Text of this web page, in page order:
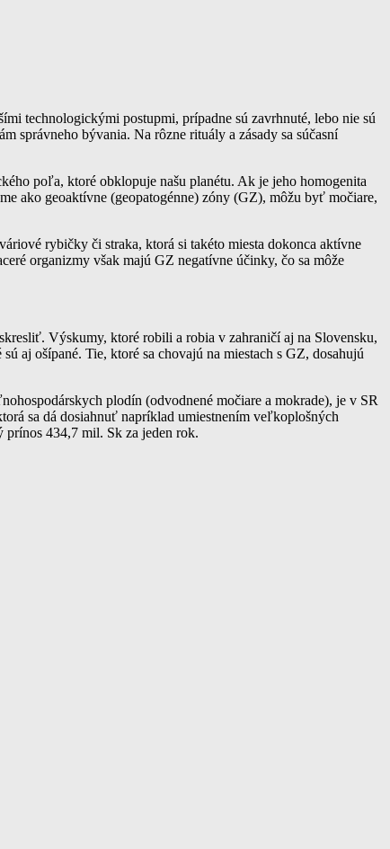
technologickými postupmi, prípadne sú zavrhnuté, lebo nie sú
správneho bývania. Na rôzne rituály a zásady sa súčasní
poľa, ktoré obklopuje našu planétu. Ak je jeho homogenita
ako geoaktívne (geopatogénne) zóny (GZ), môžu byť močiare,
rybičky či straka, ktorá si takéto miesta dokonca aktívne
organizmy však majú GZ negatívne účinky, čo sa môže
Výskumy, ktoré robili a robia v zahraničí aj na Slovensku,
aj ošípané. Tie, ktoré sa chovajú na miestach s GZ, dosahujú
plodín (odvodnené močiare a mokrade), je v SR
sa dá dosiahnuť napríklad umiestnením veľkoplošných
prínos 434,7 mil. Sk za jeden rok.